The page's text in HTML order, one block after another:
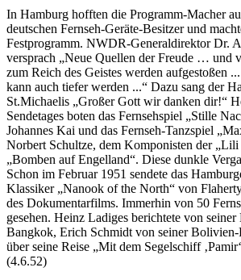
In Hamburg hofften die Programm-Macher
deutschen Fernseh-Geräte-Besitzer und
Festprogramm. NWDR-Generaldirektor Dr.
versprach
Neue Quellen der Freude … und
zum Reich des Geistes werden aufgestoßen
kann auch tiefer werden ...
Dazu sang der
St.Michaelis
Großer Gott wir danken dir!
Sendetages boten das Fernsehspiel
Stille
Johannes Kai und das Fernseh-Tanzspiel
Norbert Schultze, dem Komponisten der Lili
Bomben auf Engelland . Diese dunkle
Schon im Februar 1951 sendete das
Klassiker Nanook of the North
von
des Dokumentarfilms. Immerhin von 50
gesehen. Heinz Ladiges berichtete von
Bangkok, Erich Schmidt von seiner Bolivien-
über seine Reise
Mit dem Segelschiff Pamir
(4.6.52)